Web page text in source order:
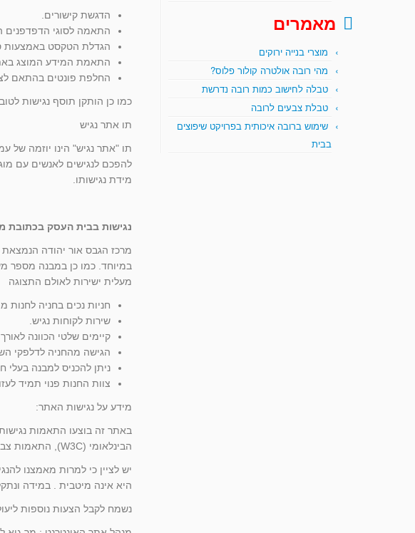
מאמרים
מוצרי בנייה ירוקים
מהי רובה אולטרה קולור פלוס?
טבלה לחישוב כמות רובה נדרשת
טבלת צבעים לרובה
שימוש ברובה איכותית בפרויקט שיפוצים
בבית
הדגשת קישורים.
התאמה לסוגי הדפדפנים
הגדלת הטקסט באמצעות
התאמת המידע המוצג
החלפת פונטים בהתאם
כמו כן הותקן תוסף נגישות
תו אתר נגיש
תו "אתר נגיש" הינו יוזמה של
להפכם לנגישים לאנשים עם
מידת נגישותו.
נגישות בבית העסק בכתובת משה אביב
במיוחד. כמו כן במבנה מספר
מעלית ישירות לאולם התצוגה
חניות נכים בחניה לחנות
שירות לקוחות נגיש.
קיימים שלטי הכוונה
הגישה מהחניה לדלפקי
ניתן להכניס למבנה בעלי
צוות החנות פנוי תמיד
מידע על נגישות האתר:
באתר זה בוצעו התאמות
הבינלאומי (W3C), התאמות צבעים וכן הוספת תוויות עזר והנחיות לטובת כלל הגולשים.
יש לציין כי למרות מאמצנו
היא אינה מיטבית . במידה
נשמח לקבל הצעות נוספות